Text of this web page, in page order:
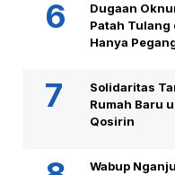
Dugaan
Patah Tulang
Hanya
Solidaritas
Rumah Baru
Qosirin
Wabup